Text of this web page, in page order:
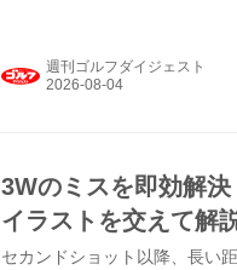
週刊ゴルフダイジェスト
3Wのミスを即効解
イラストを交えて解
セカンドショット以降、長い